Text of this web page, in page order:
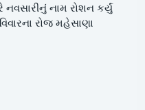
નામ રોશન કર્યું
રોજ મહેસાણા